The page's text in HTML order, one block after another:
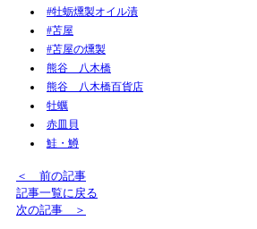
#牡蛎燻製オイル漬
#苫屋
#苫屋の燻製
熊谷 八木橋
熊谷 八木橋百貨店
牡蠣
赤皿貝
鮭・鱒
＜ 前の記事
記事一覧に戻る
次の記事 ＞